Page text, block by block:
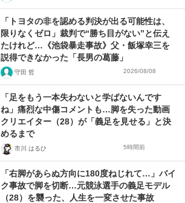
「トヨタの非を認める判決が出る可能性は、
限りなくゼロ」裁判で“勝ち目がない”と伝え
たけれど…《池袋暴走事故》父・飯塚幸三を
説得できなかった「長男の葛藤」
守田 哲 2026/08/08
「足をもう一本失わないと学ばないんです
ね」痛烈な中傷コメントも…脚を失った動画
クリエイター（28）が「義足を見せる」と決
めるまで
市川 はるひ 5時間前
「右脚があらぬ方向に180度ねじれて…」バイ
ク事故で脚を切断…元競泳選手の義足モデル
（28）を襲った、人生を一変させた事故